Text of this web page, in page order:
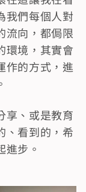
我們每個人對
流向，都侷限
環境，其實會
作的方式，進
享、或是教育
、看到的，希
步。